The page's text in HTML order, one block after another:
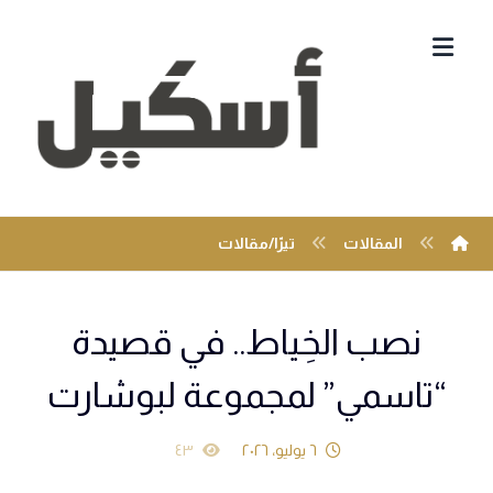
المقالات تيرّا/مقالات
نصب الخِياط.. في قصيدة
“تاسمي” لمجموعة لبوشارت
٦ يوليو، ٢٠٢٦ ٤٣